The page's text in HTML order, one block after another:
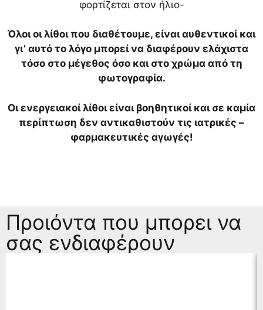
φορτίζεται στον ήλιο-
Όλοι οι λίθοι που διαθέτουμε, είναι αυθεντικοί και
γι’ αυτό το λόγο μπορεί να διαφέρουν ελάχιστα
τόσο στο μέγεθος όσο και στο χρώμα από τη
φωτογραφία.
Οι ενεργειακοί λίθοι είναι βοηθητικοί και σε καμία
περίπτωση δεν αντικαθιστούν τις ιατρικές –
φαρμακευτικές αγωγές!
Προιόντα που μπορει να
σας ενδιαφέρουν